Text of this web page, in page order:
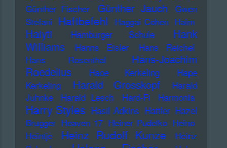
Günther Fischer
Günther Jauch
Gwen
Stefani Haftbefehl Haggai Cohen Haim
Haiyti Hamburger Schule
Hank
Williams
Hanns Eisler
Hans Reichel
Hans Rosenthal
Hans-Joachim
Roedelius
Haoe Kerkeling
Hape
Kerkeling
Harald Grosskopf
Harald
Juhnke
Harald Lesch Hard-Fi Harmonia
Harry Styles Hasil Adkins Hattler Hazel
Brugger Heaven 17 Heiner Pudelko Heino
Heintje
Heinz Rudolf Kunze
Heinz